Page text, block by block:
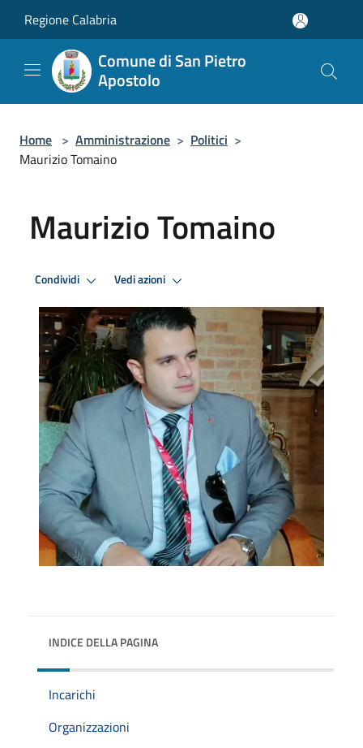
Regione Calabria
Comune di San Pietro
Apostolo
Home > Amministrazione > Politici >
Maurizio Tomaino
Maurizio Tomaino
Condividi Vedi azioni
INDICE DELLA PAGINA
Incarichi
Organizzazioni